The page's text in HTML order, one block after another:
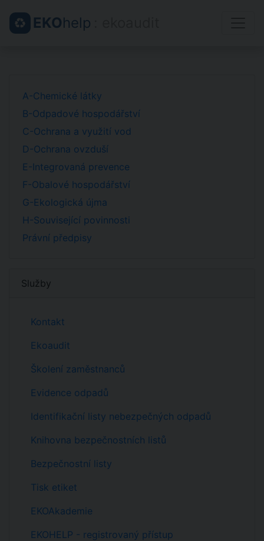
EKOhelp
A-Chemické látky
B-Odpadové hospodářství
C-Ochrana a využití vod
D-Ochrana ovzduší
E-Integrovaná prevence
F-Obalové hospodářství
G-Ekologická újma
H-Související povinnosti
Právní předpisy
Služby
Kontakt
Ekoaudit
Školení zaměstnanců
Evidence odpadů
Identifikační listy nebezpečných odpadů
Knihovna bezpečnostních listů
Bezpečnostní listy
Tisk etiket
EKOAkademie
EKOHELP - registrovaný přístup